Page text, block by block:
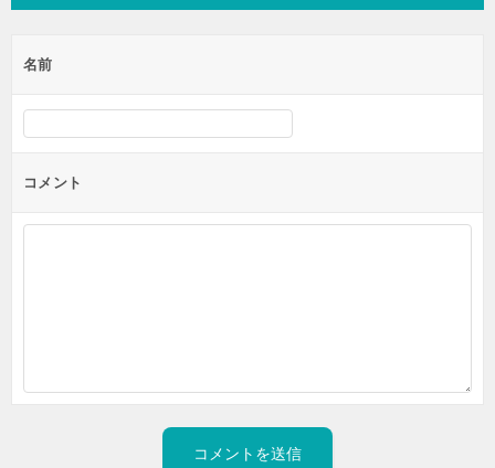
名前
コメント